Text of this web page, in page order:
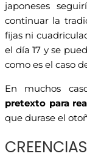
japoneses
continuar la
fijas ni
el día 17 y se
como es el caso
En muchos
pretexto para
que durase el